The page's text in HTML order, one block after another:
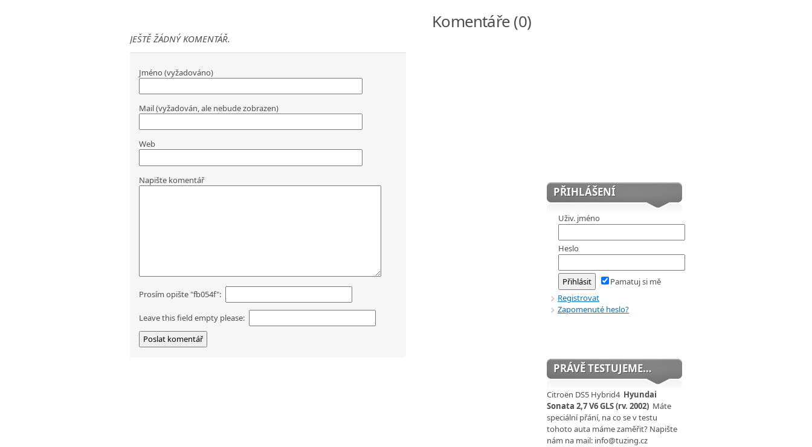
Komentáře (0)
JEŠTĚ ŽÁDNÝ KOMENTÁŘ.
Jméno (vyžadováno)
Mail (vyžadován, ale nebude zobrazen)
Web
Napište komentář
Prosím opište "fb054f":
Leave this field empty please:
PŘIHLÁŠENÍ
Uživ. jméno
Heslo
Pamatuj si mě
Registrovat
Zapomenuté heslo?
PRÁVĚ TESTUJEME…
Citroën DS5 Hybrid4 Hyundai
Sonata 2,7 V6 GLS (rv. 2002) Máte
speciální přání, na co se v testu
tohoto auta máme zaměřit? Napište
nám na mail: info@tuzing.cz